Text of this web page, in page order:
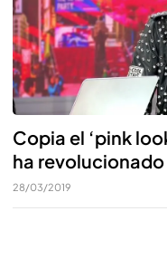
Copia el ‘pink
ha revolucionado
28/03/2019